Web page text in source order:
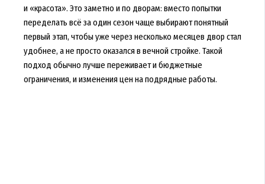
и «красота». Это заметно и по дворам: вместо попытки
переделать всё за один сезон чаще выбирают понятный
первый этап, чтобы уже через несколько месяцев двор стал
удобнее, а не просто оказался в вечной стройке. Такой
подход обычно лучше переживает и бюджетные
ограничения, и изменения цен на подрядные работы.